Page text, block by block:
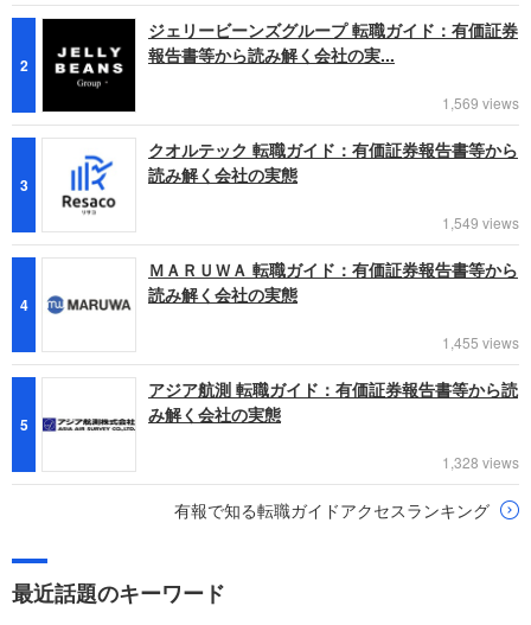
2
ジェリービーンズグループ 転職ガイド：有価証券
報告書等から読み解く会社の実...
1,569 views
3
クオルテック 転職ガイド：有価証券報告書等から
読み解く会社の実態
1,549 views
4
ＭＡＲＵＷＡ 転職ガイド：有価証券報告書等から
読み解く会社の実態
1,455 views
5
アジア航測 転職ガイド：有価証券報告書等から読
み解く会社の実態
1,328 views
有報で知る転職ガイドアクセスランキング
最近話題のキーワード